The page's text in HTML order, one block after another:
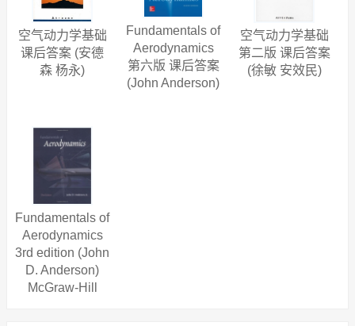
华大学 等。
空气动力学基础
课后答案 (安德
森 杨永)
Fundamentals of
Aerodynamics
第六版 课后答案
(John Anderson)
空气动力学基础
第二版 课后答案
(徐敏 安效民)
Fundamentals of
Aerodynamics
3rd edition (John
D. Anderson)
McGraw-Hill